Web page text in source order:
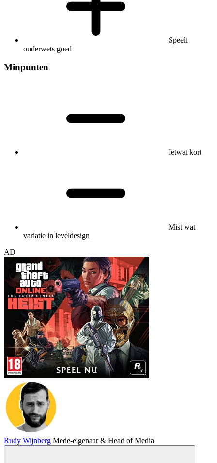
Speelt
ouderwets goed
Minpunten
Ietwat kort
Mist wat
variatie in leveldesign
AD
Rudy Wijnberg Mede-eigenaar & Head of Media